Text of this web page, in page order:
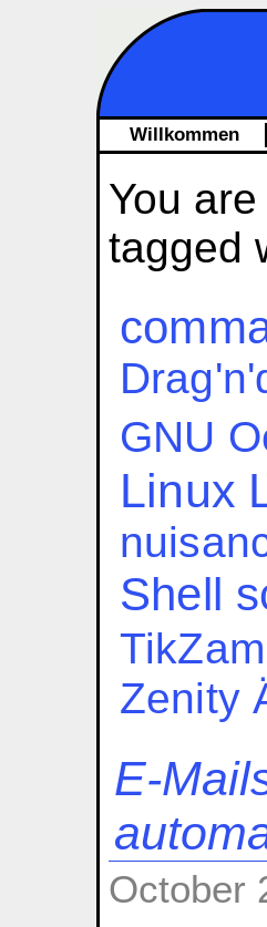
Willkommen
You
tagged
GNU
Linux
Shell
Zenity
E-
October